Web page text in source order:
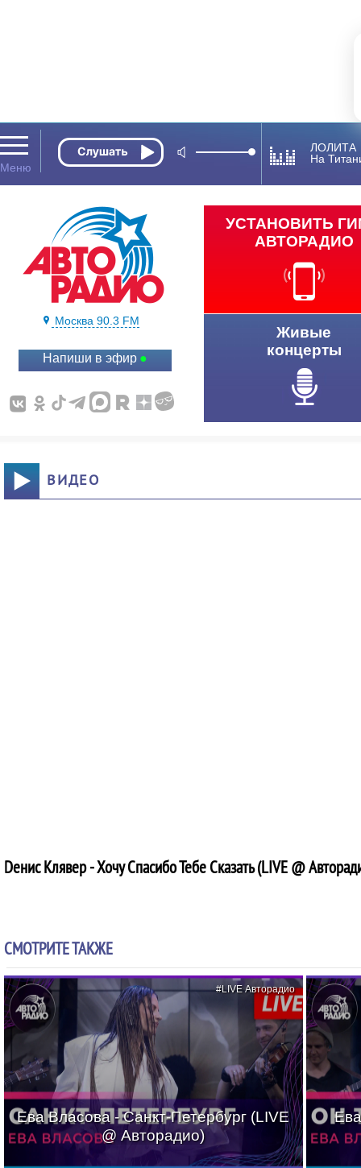
ЛОЛИТА
На
Москва 90.3 FM
Напиши в эфир
УСТАНОВИТЬ
АВТОРАДИО
Живые
концерты
ВИДЕО
Dенис Клявер - Хочу Спасибо Тебе Сказать (LIVE @
СМОТРИТЕ ТАКЖЕ
Ева Власова - Санкт-Петербург (LIVE
@ Авторадио)
#LIVE Авторадио